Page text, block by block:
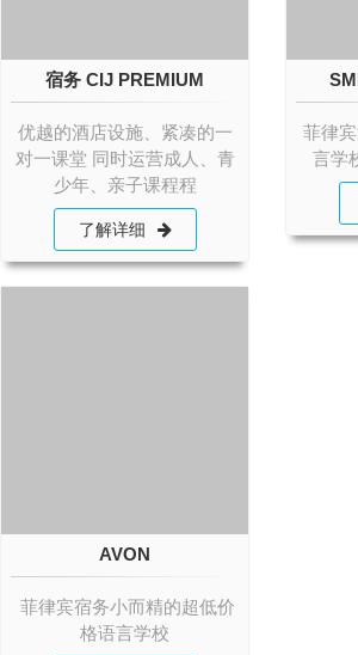
宿务 CIJ PREMIUM
优越的酒店设施、紧凑的一
对一课堂 同时运营成人、青
少年、亲子课程程
了解详细
菲律
言学
AVON
菲律宾宿务小而精的超低价
格语言学校